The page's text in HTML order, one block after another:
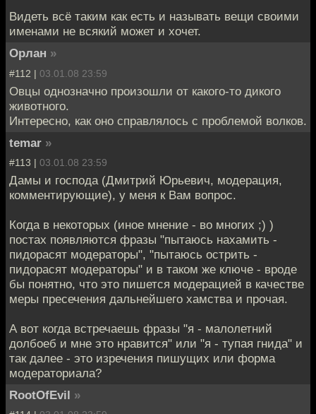
Видеть всё таким как есть и называть вещи своими
именами не всякий может и хочет.
Орлан »
#112 | 03.01.08 23:59
Овцы однозначно произошли от какого-то дикого
животного.
Интересно, как оно справлялось с проблемой волков.
temar »
#113 | 03.01.08 23:59
Дамы и господа (Дмитрий Юрьевич, модерация,
комментирующие), у меня к Вам вопрос.
Когда в некоторых (иное мнение - во многих ;) )
постах появляются фразы "пытаюсь нахамить -
пидорасят модераторы", "пытаюсь острить -
пидорасят модераторы" и в таком же ключе - вроде
бы понятно, что это пишется модерацией в качестве
меры пресечения дальнейшего хамства и прочая.
А вот когда встречаешь фразы "я - малолетний
долбоеб и мне это нравится" или "я - тупая гнида" и
так далее - это изречения пишущих или форма
модераториала?
RootOfEvil »